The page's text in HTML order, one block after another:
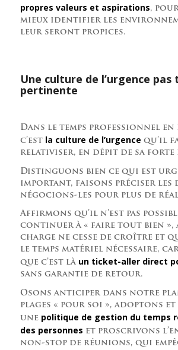
propres valeurs et aspirations,
mieux identifier les
leur seront propices.
Une culture de l’urgence
pertinente
Dans le temps professionnel en
c’est la culture de l’urgence qu’il
relativiser, en dépit de sa forte
Distinguons bien ce qui est
important, faisons préciser les
négocions-les pour plus de
Affirmons qu’il n’est pas
continuer à « faire tout bien »,
charge ne cesse de croître et
le temps matériel nécessaire,
que c’est là un ticket-aller direct
sans garantie de retour.
Osons anticiper dans notre
plages « pour soi », adoptons
une politique de gestion du temps
des personnes et proscrivons
non-stop de réunions, qui